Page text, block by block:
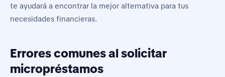
te ayudará a encontrar la mejor alternativa para tus
necesidades financieras.
Errores comunes al solicitar
micropréstamos